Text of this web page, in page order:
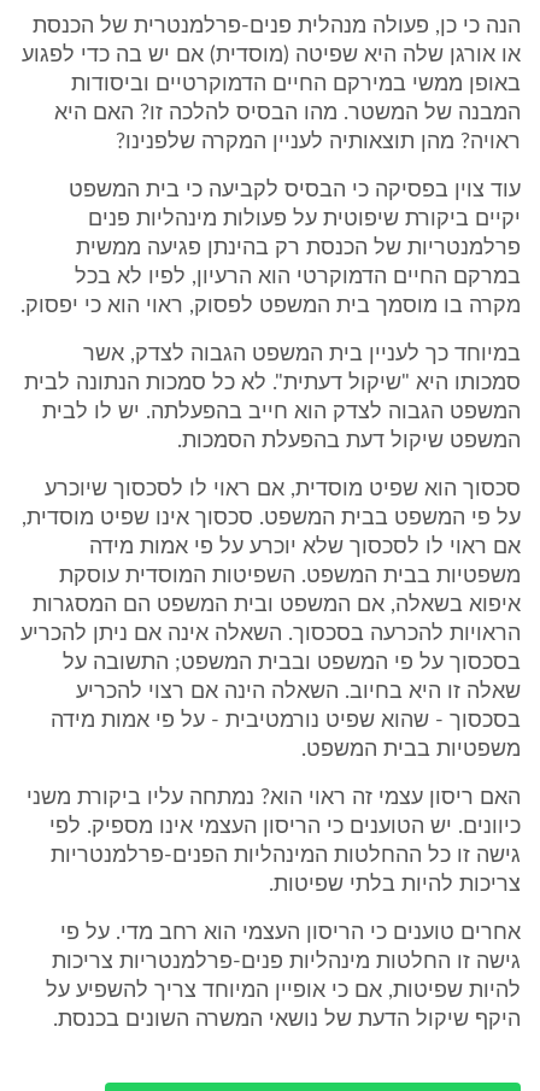
הנה כי כן, פעולה מנהלית פנים-פרלמנטרית של הכנסת
או אורגן שלה היא שפיטה (מוסדית) אם יש בה כדי לפגוע
באופן ממשי במירקם החיים הדמוקרטיים וביסודות
המבנה של המשטר. מהו הבסיס להלכה זו? האם היא
ראויה? מהן תוצאותיה לעניין המקרה שלפנינו?
עוד צוין בפסיקה כי הבסיס לקביעה כי בית המשפט
יקיים ביקורת שיפוטית על פעולות מינהליות פנים
פרלמנטריות של הכנסת רק בהינתן פגיעה ממשית
במרקם החיים הדמוקרטי הוא הרעיון, לפיו לא בכל
מקרה בו מוסמך בית המשפט לפסוק, ראוי הוא כי יפסוק.
במיוחד כך לעניין בית המשפט הגבוה לצדק, אשר
סמכותו היא "שיקול דעתית". לא כל סמכות הנתונה לבית
המשפט הגבוה לצדק הוא חייב בהפעלתה. יש לו לבית
המשפט שיקול דעת בהפעלת הסמכות.
סכסוך הוא שפיט מוסדית, אם ראוי לו לסכסוך שיוכרע
על פי המשפט בבית המשפט. סכסוך אינו שפיט מוסדית,
אם ראוי לו לסכסוך שלא יוכרע על פי אמות מידה
משפטיות בבית המשפט. השפיטות המוסדית עוסקת
איפוא בשאלה, אם המשפט ובית המשפט הם המסגרות
הראויות להכרעה בסכסוך. השאלה אינה אם ניתן להכריע
בסכסוך על פי המשפט ובבית המשפט; התשובה על
שאלה זו היא בחיוב. השאלה הינה אם רצוי להכריע
בסכסוך - שהוא שפיט נורמטיבית - על פי אמות מידה
משפטיות בבית המשפט.
האם ריסון עצמי זה ראוי הוא? נמתחה עליו ביקורת משני
כיוונים. יש הטוענים כי הריסון העצמי אינו מספיק. לפי
גישה זו כל ההחלטות המינהליות הפנים-פרלמנטריות
צריכות להיות בלתי שפיטות.
אחרים טוענים כי הריסון העצמי הוא רחב מדי. על פי
גישה זו החלטות מינהליות פנים-פרלמנטריות צריכות
להיות שפיטות, אם כי אופיין המיוחד צריך להשפיע על
היקף שיקול הדעת של נושאי המשרה השונים בכנסת.